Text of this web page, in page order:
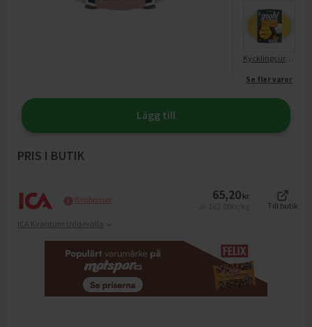
Kycklingcurry med Ris
Se fler varor
Lägg till
PRIS I BUTIK
Webbpriser 65,20 kr
Till butik
ICA Kvantum Uddevalla